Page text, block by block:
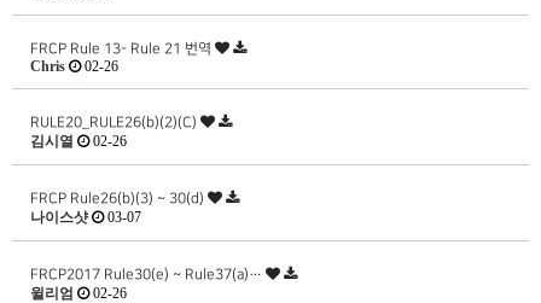
FRCP Rule 13- Rule 21 번역
Chris 02-26
RULE20_RULE26(b)(2)(C)
김시열 02-26
FRCP Rule26(b)(3) ~ 30(d)
나이스샷 03-07
FRCP2017 Rule30(e) ~ Rule37(a)…
윌리엄 02-26